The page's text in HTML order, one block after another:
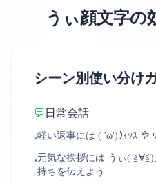
うぃ顔文字の
シーン別使い分け
💬 日常会話
•軽い返事には ( 'ω')ｳｨｯｽ
•元気な挨拶には うぃ(
持ちを伝えよう